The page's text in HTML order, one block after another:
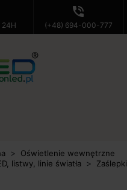
24H
phone_in_talk
(+48) 694-000-777
Oświetlenie wewnętrzne
listwy, linie światła
Zaślepki